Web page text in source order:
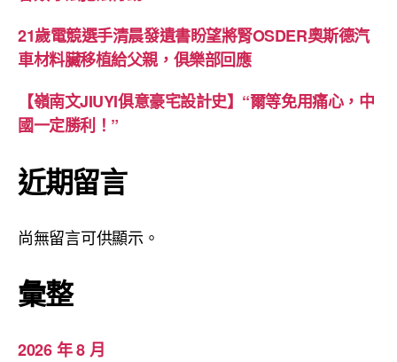
21歲電競選手清晨發遺書盼望將腎OSDER奧斯德汽
車材料臟移植給父親，俱樂部回應
【嶺南文JIUYI俱意豪宅設計史】“爾等免用痛心，中
國一定勝利！”
近期留言
尚無留言可供顯示。
彙整
2026 年 8 月